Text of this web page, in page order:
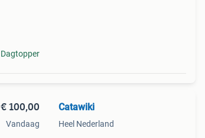
Dagtopper
€ 100,00
Vandaag
Catawiki
Heel Nederland